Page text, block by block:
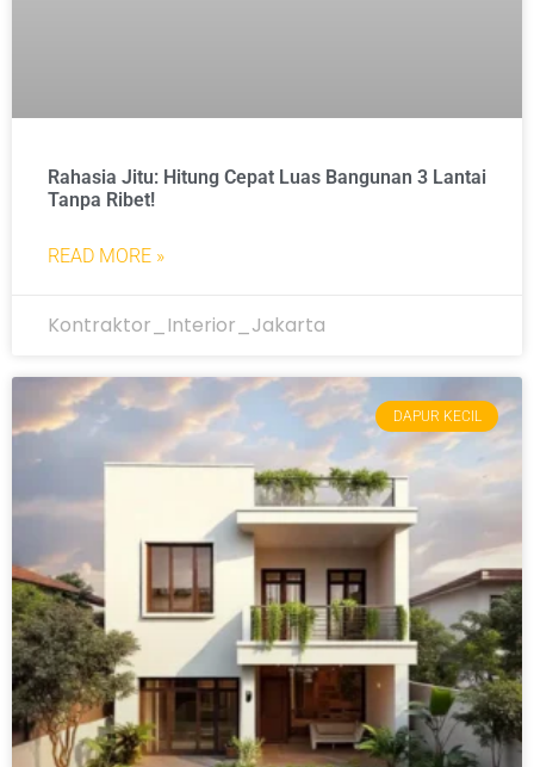
Rahasia Jitu: Hitung Cepat Luas Bangunan 3 Lantai
Tanpa Ribet!
READ MORE »
Kontraktor_Interior_Jakarta
DAPUR KECIL